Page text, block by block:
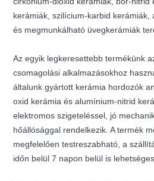
kerámiák, szilícium-karbid
és megmunkálható üvegkerámiák
Az egyik legkeresettebb termékünk
csomagolási alkalmazásokhoz
általunk gyártott kerámia hordozók
oxid kerámia és alumínium-nitrid
elektromos szigeteléssel, jó
hőállósággal rendelkezik. A termék
megfelelően testreszabható, a
időn belül 7 napon belül is lehetséges.